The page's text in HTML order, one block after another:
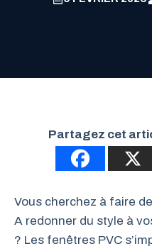
Partagez cet
Vous cherchez à faire
A redonner du style à
? Les fenêtres PVC